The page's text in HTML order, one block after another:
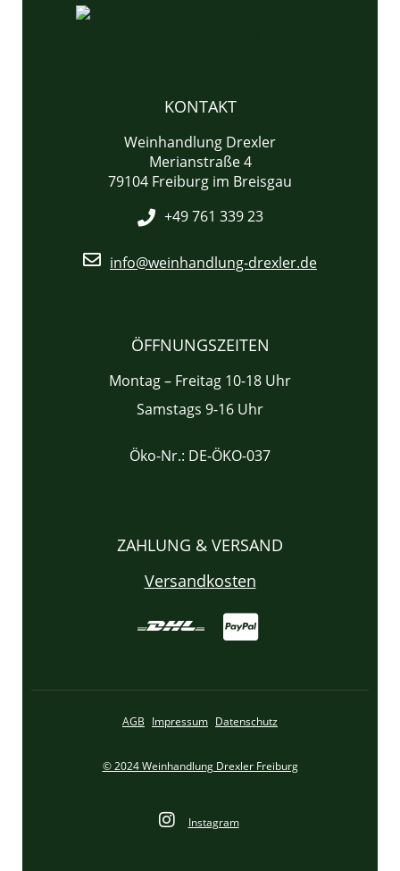
KONTAKT
Weinhandlung Drexler
Merianstraße 4
79104 Freiburg im Breisgau
+49 761 339 23
info@weinhandlung-drexler.de
ÖFFNUNGSZEITEN
Montag – Freitag 10-18 Uhr
Samstags 9-16 Uhr
Öko-Nr.: DE-ÖKO-037
ZAHLUNG & VERSAND
Versandkosten
AGB Impressum Datenschutz
© 2024 Weinhandlung Drexler Freiburg
Instagram